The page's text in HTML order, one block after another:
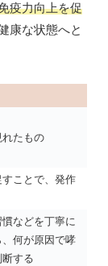
疫力向上を促
康な状態へと
たもの
ことで、発作
などを丁寧に
何が原因で哮
する